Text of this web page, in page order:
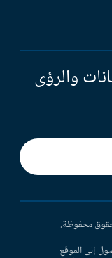
والرؤى
إلى الموقع